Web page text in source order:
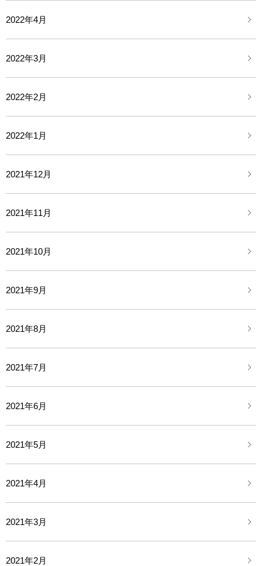
2022年4月
2022年3月
2022年2月
2022年1月
2021年12月
2021年11月
2021年10月
2021年9月
2021年8月
2021年7月
2021年6月
2021年5月
2021年4月
2021年3月
2021年2月